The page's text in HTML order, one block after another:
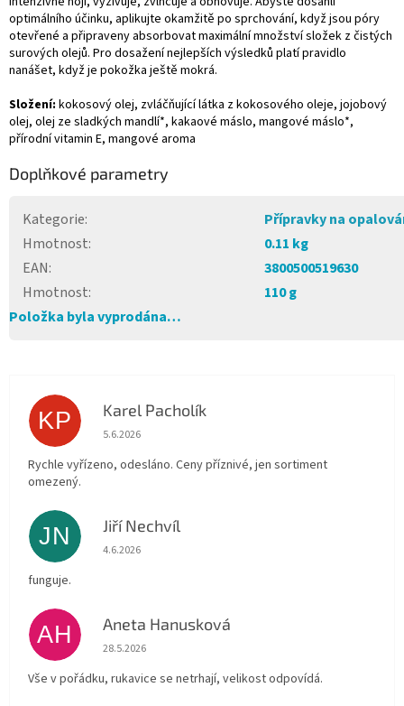
optimálního účinku, aplikujte okamžitě po sprchování, když jsou póry
otevřené a připraveny absorbovat maximální množství složek z čistých
surových olejů. Pro dosažení nejlepších výsledků platí pravidlo
nanášet, když je pokožka ještě mokrá.
Složení: kokosový olej, zvláčňující látka z kokosového oleje, jojobový
olej, olej ze sladkých mandlí*, kakaové máslo, mangové máslo*,
přírodní vitamin E, mangové aroma
Doplňkové parametry
Kategorie:
Přípravky na
Hmotnost:
0.11 kg
EAN:
3800500519630
Hmotnost:
110 g
Položka byla vyprodána…
KP Karel Pacholík
Hodnocení obchodu je 4 z 5 hvězdiček.
5.6.2026
Rychle vyřízeno, odesláno. Ceny příznivé, jen sortiment
omezený.
JN Jiří Nechvíl
Hodnocení obchodu je 5 z 5 hvězdiček.
4.6.2026
funguje.
AH Aneta Hanusková
Hodnocení obchodu je 5 z 5 hvězdiček.
28.5.2026
Vše v pořádku, rukavice se netrhají, velikost odpovídá.